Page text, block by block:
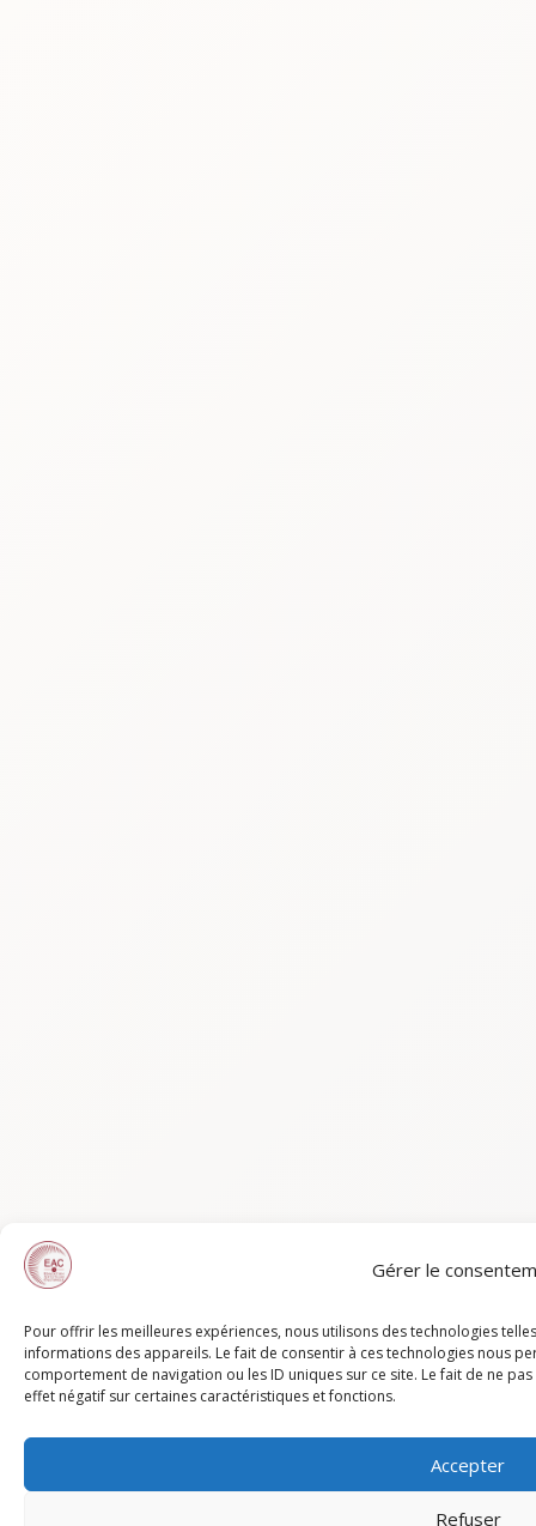
Gérer le
Pour offrir les meilleures expériences, nous utilisons des technologies
informations des appareils. Le fait de consentir à ces technologies nous
comportement de navigation ou les ID uniques sur ce site. Le fait de ne
effet négatif sur certaines caractéristiques et fonctions.
Accepter
Refuser